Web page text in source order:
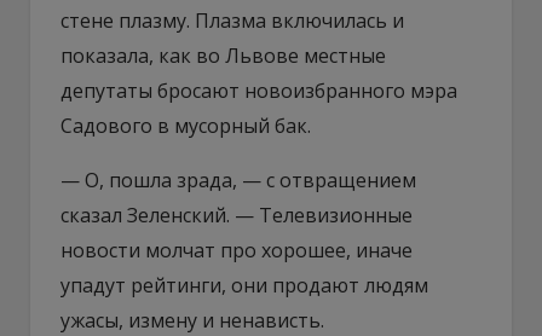
стене плазму. Плазма включилась и
показала, как во Львове местные
депутаты бросают новоизбранного мэра
Садового в мусорный бак.
— О, пошла зрада, — с отвращением
сказал Зеленский. — Телевизионные
новости молчат про хорошее, иначе
упадут рейтинги, они продают людям
ужасы, измену и ненависть.